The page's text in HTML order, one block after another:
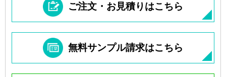
ご注文・お見積りはこちら
無料サンプル請求はこちら